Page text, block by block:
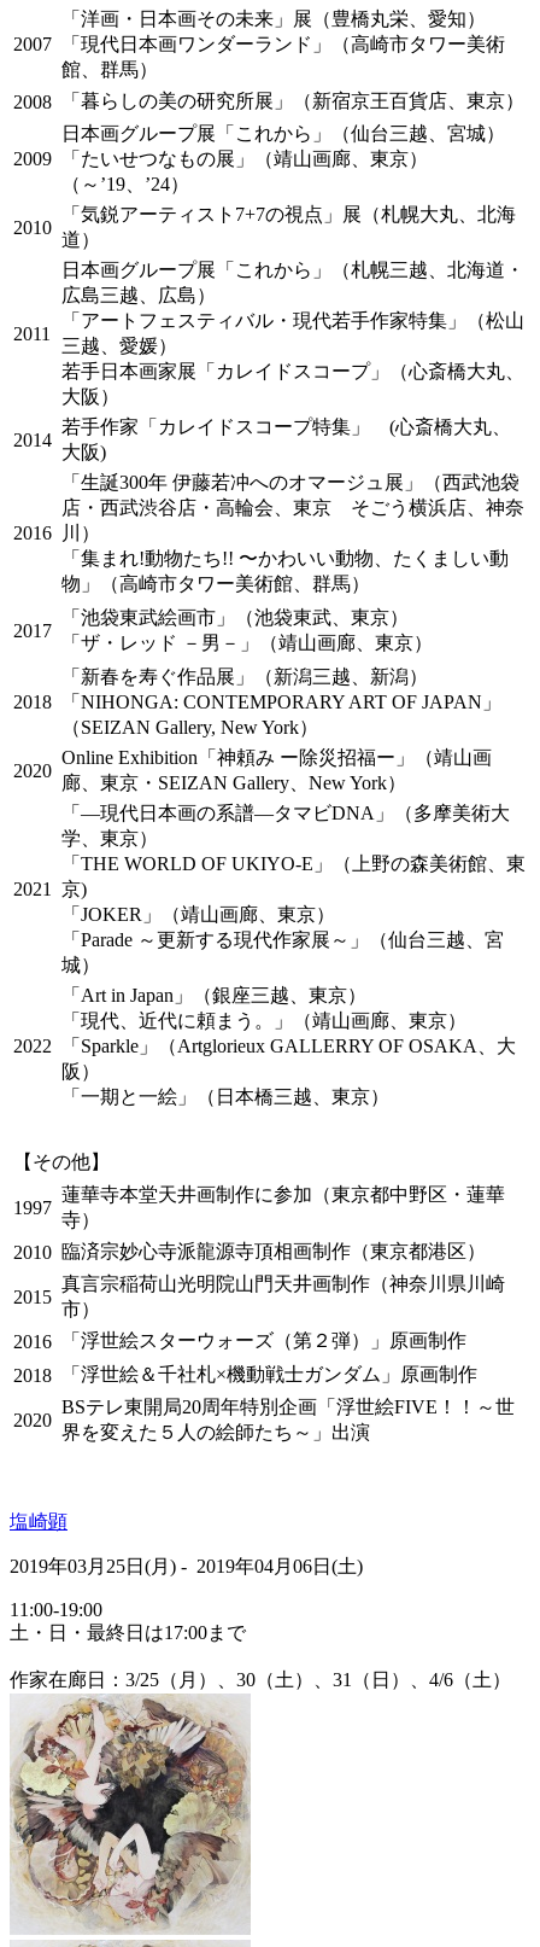
2007
「洋画・日本画その未来」展（豊橋丸栄、愛知）
「現代日本画ワンダーランド」（高崎市タワー美術
館、群馬）
2008
「暮らしの美の研究所展」（新宿京王百貨店、東京）
2009
日本画グループ展「これから」（仙台三越、宮城）
「たいせつなもの展」（靖山画廊、東京）
（～’19、’24）
2010
「気鋭アーティスト7+7の視点」展（札幌大丸、北海
道）
2011
日本画グループ展「これから」（札幌三越、北海道・
広島三越、広島）
「アートフェスティバル・現代若手作家特集」（松山
三越、愛媛）
若手日本画家展「カレイドスコープ」（心斎橋大丸、
大阪）
2014
若手作家「カレイドスコープ特集」 (心斎橋大丸、
大阪)
2016
「生誕300年 伊藤若冲へのオマージュ展」（西武池袋
店・西武渋谷店・高輪会、東京 そごう横浜店、神奈
川）
「集まれ!動物たち!! 〜かわいい動物、たくましい動
物」（高崎市タワー美術館、群馬）
2017
「池袋東武絵画市」（池袋東武、東京）
「ザ・レッド －男－」（靖山画廊、東京）
2018
「新春を寿ぐ作品展」（新潟三越、新潟）
「NIHONGA: CONTEMPORARY ART OF JAPAN」
（SEIZAN Gallery, New York）
2020
Online Exhibition「神頼み ー除災招福ー」（靖山画
廊、東京・SEIZAN Gallery、New York）
2021
「―現代日本画の系譜―タマビDNA」（多摩美術大
学、東京）
「THE WORLD OF UKIYO-E」（上野の森美術館、東
京)
「JOKER」（靖山画廊、東京）
「Parade ～更新する現代作家展～」（仙台三越、宮
城）
2022
「Art in Japan」（銀座三越、東京）
「現代、近代に頼まう。」（靖山画廊、東京）
「Sparkle」（Artglorieux GALLERRY OF OSAKA、大
阪）
「一期と一絵」（日本橋三越、東京）
【その他】
1997
蓮華寺本堂天井画制作に参加（東京都中野区・蓮華
寺）
2010 臨済宗妙心寺派龍源寺頂相画制作（東京都港区）
2015
真言宗稲荷山光明院山門天井画制作（神奈川県川崎
市）
2016
「浮世絵スターウォーズ（第２弾）」原画制作
2018
「浮世絵＆千社札×機動戦士ガンダム」原画制作
2020
BSテレ東開局20周年特別企画「浮世絵FIVE！！～世
界を変えた５人の絵師たち～」出演
塩崎顕
2019年03月25日(月) - 2019年04月06日(土)
11:00-19:00
土・日・最終日は17:00まで
作家在廊日：3/25（月）、30（土）、31（日）、4/6（土）